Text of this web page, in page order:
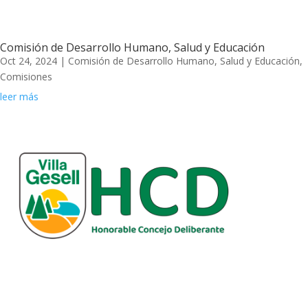
Comisión de Desarrollo Humano, Salud y Educación
Oct 24, 2024 | Comisión de Desarrollo Humano, Salud y Educación,
Comisiones
leer más